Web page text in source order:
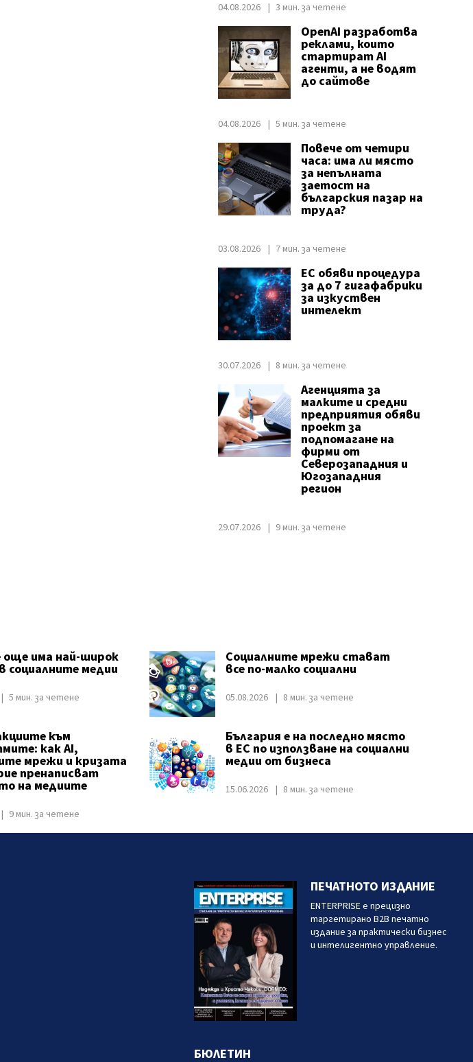
04.08.2026 3 мин. за четене
OpenAI разработва
реклами, които
стартират AI
агенти, а не водят
до сайтове
04.08.2026 5 мин. за четене
Повече от четири
часа: има ли място
за непълната
заетост на
българския пазар на
труда?
03.08.2026 7 мин. за четене
ЕС обяви процедура
за до 7 гигафабрики
за изкуствен
интелект
30.07.2026 8 мин. за четене
Агенцията за
малките и средни
предприятия обяви
проект за
подпомагане на
фирми от
Северозападния и
Югозападния
регион
29.07.2026 9 мин. за четене
още има най-широк
социалните медии
5 мин. за четене
Социалните мрежи стават
все по-малко социални
05.08.2026 8 мин. за четене
към
как AI,
мрежи и кризата
пренаписват
на медиите
9 мин. за четене
България е на последно място
в ЕС по използване на социални
медии от бизнеса
15.06.2026 8 мин. за четене
ПЕЧАТНОТО ИЗДАНИЕ
ENTERPRISE е прецизно
таргетирано B2B печатно
издание за практически бизнес
и интелигентно управление.
БЮЛЕТИН